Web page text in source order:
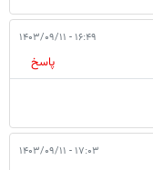
۱۶:۴۹ - ۱۴۰۳/۰۹/۱۱
پاسخ
۱۷:۰۳ - ۱۴۰۳/۰۹/۱۱